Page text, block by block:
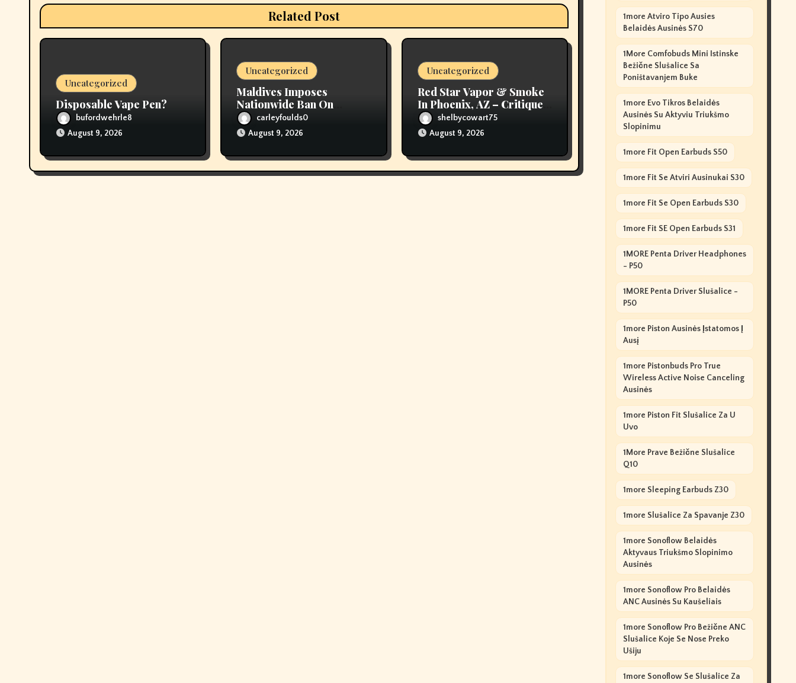
Related Post
Uncategorized
Disposable Vape Pen?
bufordwehrle8
August 9, 2026
Uncategorized
Maldives Imposes
Nationwide Ban On
Vapingcarleyfoulds0
August 9, 2026
Uncategorized
Red Star Vapor & Smoke
In Phoenix, AZ – Critiques,
Hours, And Speak To
Details
shelbycowart75
August 9, 2026
1more Atviro Tipo Ausies
Belaidės Ausinės S70
1More Comfobuds Mini Istinske
Bežične Slušalice Sa
Poništavanjem Buke
1more Evo Tikros Belaidės
Ausinės Su Aktyviu Triukšmo
Slopinimu
1more Fit Open Earbuds S50
1more Fit Se Atviri Ausinukai S30
1more Fit Se Open Earbuds S30
1more Fit SE Open Earbuds S31
1MORE Penta Driver Headphones
- P50
1MORE Penta Driver Slušalice -
P50
1more Piston Ausinės Įstatomos Į
Ausį
1more Pistonbuds Pro True
Wireless Active Noise Canceling
Ausinės
1more Piston Fit Slušalice Za U
Uvo
1More Prave Bežične Slušalice
Q10
1more Sleeping Earbuds Z30
1more Slušalice Za Spavanje Z30
1more Sonoflow Belaidės
Aktyvaus Triukšmo Slopinimo
Ausinės
1more Sonoflow Pro Belaidės
ANC Ausinės Su Kaušeliais
1more Sonoflow Pro Bežične ANC
Slušalice Koje Se Nose Preko
Ušiju
1more Sonoflow Se Slušalice Za